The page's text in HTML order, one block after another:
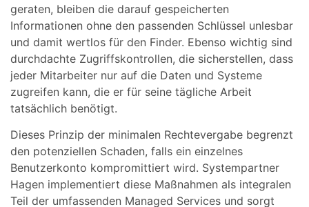
geraten, bleiben die darauf gespeicherten
Informationen ohne den passenden Schlüssel unlesbar
und damit wertlos für den Finder. Ebenso wichtig sind
durchdachte Zugriffskontrollen, die sicherstellen, dass
jeder Mitarbeiter nur auf die Daten und Systeme
zugreifen kann, die er für seine tägliche Arbeit
tatsächlich benötigt.
Dieses Prinzip der minimalen Rechtevergabe begrenzt
den potenziellen Schaden, falls ein einzelnes
Benutzerkonto kompromittiert wird. Systempartner
Hagen implementiert diese Maßnahmen als integralen
Teil der umfassenden Managed Services und sorgt